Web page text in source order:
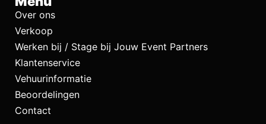
Over ons
Verkoop
Werken bij / Stage bij Jouw Event Partners
Klantenservice
Vehuurinformatie
Beoordelingen
Contact